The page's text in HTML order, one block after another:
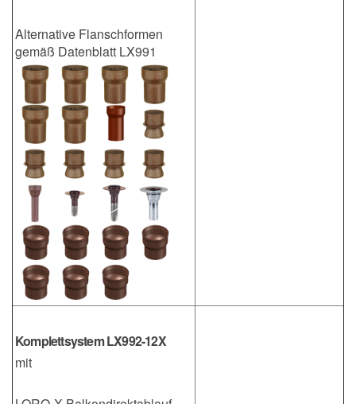
Alternative Flanschformen
gemäß Datenblatt LX991
Komplettsystem LX992-12X
mit